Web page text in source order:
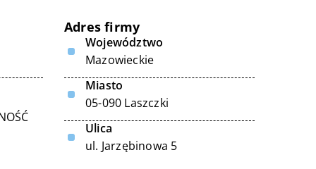
Adres firmy
Województwo
Mazowieckie
Miasto
05-090 Laszczki
Ulica
ul. Jarzębinowa 5